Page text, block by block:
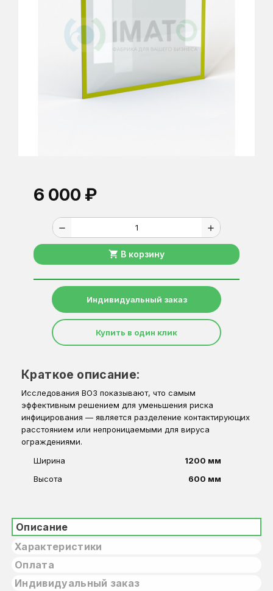
6 000 ₽
remove add
shopping_cart В корзину
Индивидуальный заказ
Купить в один клик
Краткое описание:
Исследования ВОЗ показывают, что самым
эффективным решением для уменьшения риска
инфицирования — является разделение контактирующих
расстоянием или непроницаемыми для вируса
ограждениями.
Ширина
1200 мм
Высота
600 мм
Описание
Характеристики
Оплата
Индивидуальный заказ